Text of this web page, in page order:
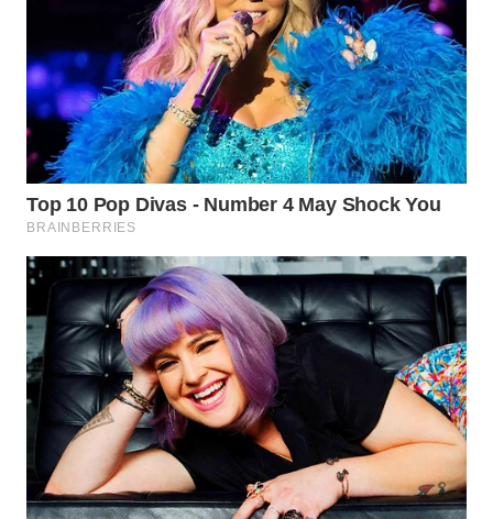
WN
KUNINGAN
WN
MAJALENGKA
WN
SUBANG
WN
SUKABUMI
WN
PURWAKARTA
WN